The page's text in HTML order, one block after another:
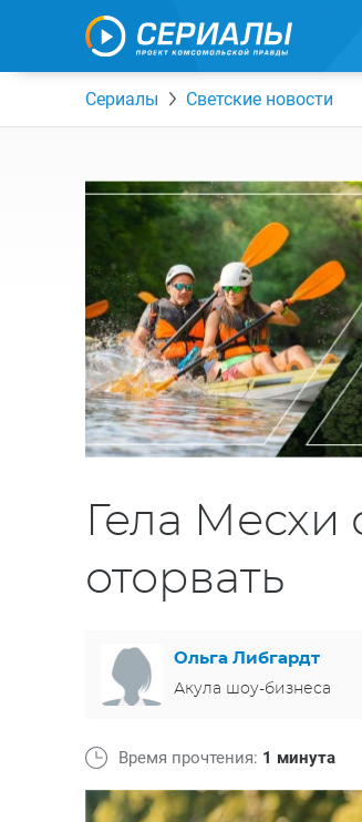
Сериалы Светские новости
Гела Месхи
оторвать
Ольга Либгардт
Акула шоу-бизнеса
Время прочтения: 1 минута